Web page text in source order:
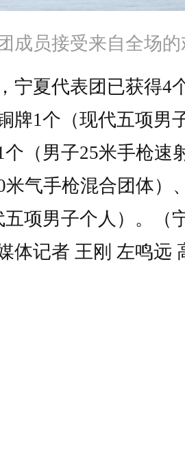
成员接受来自全场
夏代表团已获得4
牌1个（现代五项男
个（男子25米手枪速
米气手枪混合团体）
项男子个人）。（
体记者 王刚 左鸣远